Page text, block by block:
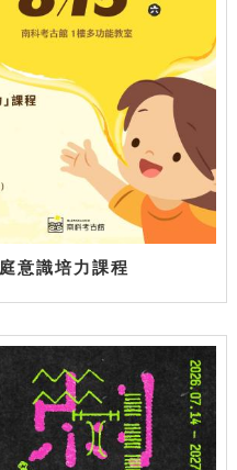
意識培力課程